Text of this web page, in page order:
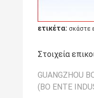
ετικέτα: σκάστε
Στοιχεία
GUANGZHOU
(BO ENTE